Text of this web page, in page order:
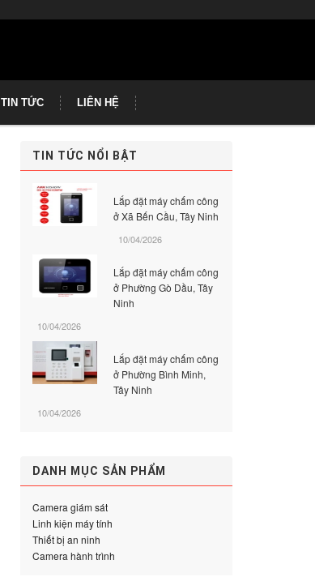
TIN TỨC LIÊN HỆ
TIN TỨC NỔI BẬT
Lắp đặt máy chấm công
ở Xã Bến Cầu, Tây Ninh
10/04/2026
Lắp đặt máy chấm công
ở Phường Gò Dầu, Tây
Ninh
10/04/2026
Lắp đặt máy chấm công
ở Phường Bình Minh,
Tây Ninh
10/04/2026
DANH MỤC SẢN PHẨM
Camera giám sát
Linh kiện máy tính
Thiết bị an ninh
Camera hành trình